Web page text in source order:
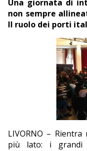
CULTURA
NAUTICA
Una giornata di
non sempre
Il ruolo dei porti
LIVORNO –
più lato: i grandi